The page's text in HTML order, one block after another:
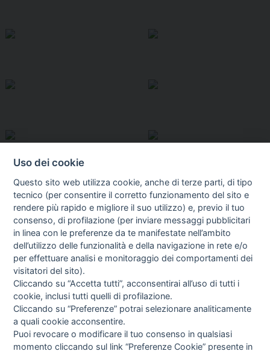
I libri Vedi tutti
Uso dei cookie
Questo sito web utilizza cookie, anche di terze parti, di tipo
tecnico (per consentire il corretto funzionamento del sito e
rendere più rapido e migliore il suo utilizzo) e, previo il tuo
consenso, di profilazione (per inviare messaggi pubblicitari
in linea con le preferenze da te manifestate nell’ambito
dell’utilizzo delle funzionalità e della navigazione in rete e/o
per effettuare analisi e monitoraggio dei comportamenti dei
visitatori del sito).
Cliccando su “Accetta tutti”, acconsentirai all’uso di tutti i
cookie, inclusi tutti quelli di profilazione.
Cliccando su “Preferenze” potrai selezionare analiticamente
a quali cookie acconsentire.
Puoi revocare o modificare il tuo consenso in qualsiasi
momento cliccando sul link “Preferenze Cookie” presente in